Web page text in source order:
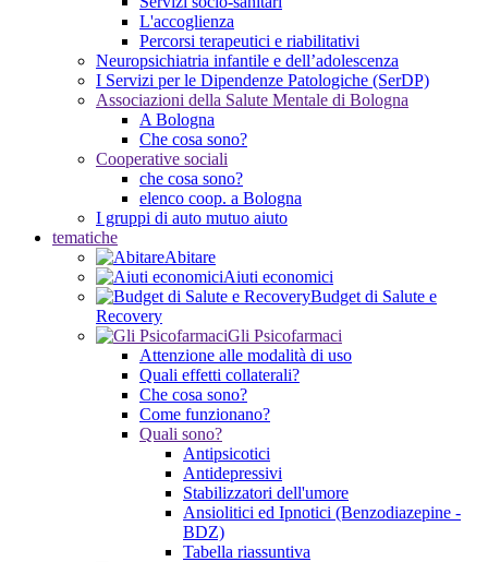
L'accoglienza
Percorsi terapeutici e riabilitativi
Neuropsichiatria infantile e dell’adolescenza
I Servizi per le Dipendenze Patologiche (SerDP)
Associazioni della Salute Mentale di Bologna
A Bologna
Che cosa sono?
Cooperative sociali
che cosa sono?
elenco coop. a Bologna
I gruppi di auto mutuo aiuto
tematiche
Abitare
Aiuti economici
Budget di Salute e
Recovery
Gli Psicofarmaci
Attenzione alle modalità di uso
Quali effetti collaterali?
Che cosa sono?
Come funzionano?
Quali sono?
Antipsicotici
Antidepressivi
Stabilizzatori dell'umore
Ansiolitici ed Ipnotici (Benzodiazepine -
BDZ)
Tabella riassuntiva